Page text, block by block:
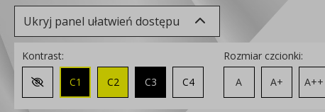
Ukryj panel ułatwień dostępu
Kontrast:
Zmień kontrast na domyślny
C1 C2 C3 C4
Rozmiar czcionki:
A
A+ A++